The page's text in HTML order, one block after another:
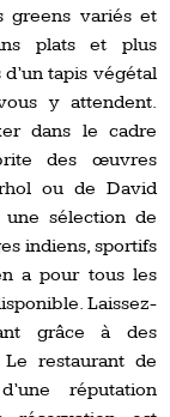
greens variés et
plats et plus
tapis végétal
y attendent.
dans le cadre
des œuvres
ou de David
sélection de
indiens, sportifs
a pour tous les
Laissez-
grâce à des
Le restaurant de
réputation